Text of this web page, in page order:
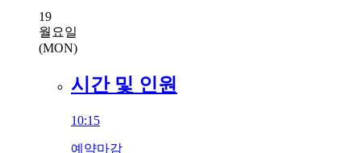
19
월요일
(MON)
시간 및 인원
10:15
예약마감